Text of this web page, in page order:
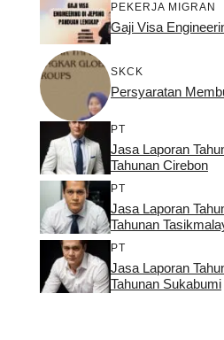
PEKERJA MIGRAN
Gaji Visa
SKCK
Persyaratan
PT
Jasa Laporan
Tahunan Cirebon
PT
Jasa Laporan
Tahunan
PT
Jasa Laporan
Tahunan Sukabumi